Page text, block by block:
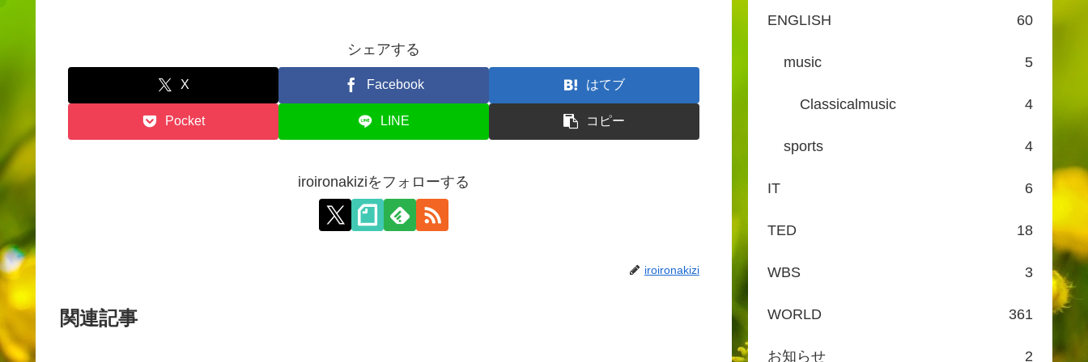
シェアする
X Facebook はてブ
Pocket LINE コピー
iroironakiziをフォローする
iroironakizi
関連記事
ENGLISH 60
music 5
Classicalmusic 4
sports 4
IT 6
TED 18
WBS 3
WORLD 361
お知らせ 2